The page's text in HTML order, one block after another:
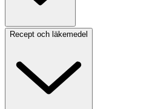
Recept och läkemedel